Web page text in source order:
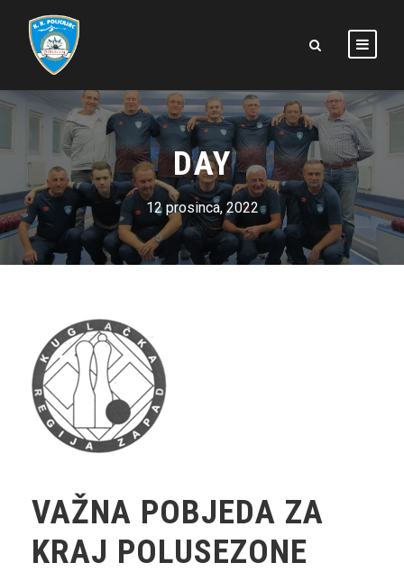
DAY
12 prosinca, 2022
VAŽNA POBJEDA ZA
KRAJ POLUSEZONE